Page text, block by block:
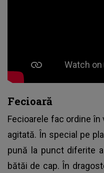
Fecioară
Fecioarele fac ordine în
agitată. În special pe
pună la punct diferite
bătăi de cap. În